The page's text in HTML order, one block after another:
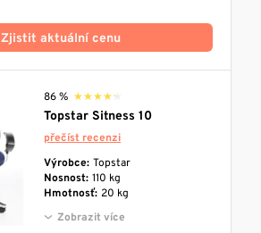
Zjistit aktuální cenu
86 % ★★★★★
★★★★★
Topstar Sitness 10
přečíst recenzi
Výrobce: Topstar
Nosnost: 110 kg
Hmotnosť: 20 kg
Zobrazit více